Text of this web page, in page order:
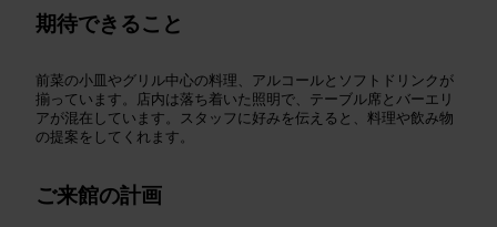
期待できること
前菜の小皿やグリル中心の料理、アルコールとソフトドリンクが
揃っています。店内は落ち着いた照明で、テーブル席とバーエリ
アが混在しています。スタッフに好みを伝えると、料理や飲み物
の提案をしてくれます。
ご来館の計画